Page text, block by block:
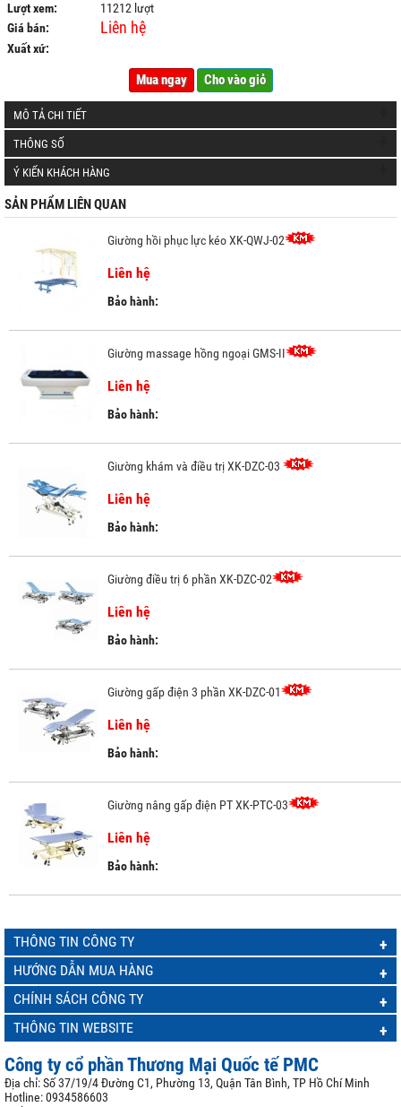
Lượt xem:
11212 lượt
Giá bán:
Liên hệ
Xuất xứ:
Mua ngay Cho vào giỏ
MÔ TẢ CHI TIẾT
THÔNG SỐ
Ý KIẾN KHÁCH HÀNG
SẢN PHẨM LIÊN QUAN
Giường hồi phục lực kéo XK-QWJ-02
Liên hệ
Bảo hành:
Giường massage hồng ngoại GMS-II
Liên hệ
Bảo hành:
Giường khám và điều trị XK-DZC-03
Liên hệ
Bảo hành:
Giường điều trị 6 phần XK-DZC-02
Liên hệ
Bảo hành:
Giường gấp điện 3 phần XK-DZC-01
Liên hệ
Bảo hành:
Giường nâng gấp điện PT XK-PTC-03
Liên hệ
Bảo hành:
THÔNG TIN CÔNG TY +
HƯỚNG DẪN MUA HÀNG +
CHÍNH SÁCH CÔNG TY +
THÔNG TIN WEBSITE +
Công ty cổ phần Thương Mại Quốc tế PMC
Địa chỉ: Số 37/19/4 Đường C1, Phường 13, Quận Tân Bình, TP Hồ Chí Minh
Hotline: 0934586603